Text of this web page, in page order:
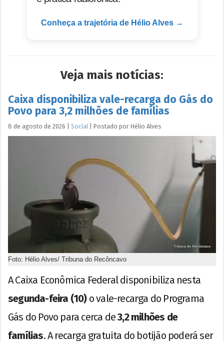
Conheça a trajetória de Hélio Alves →
Veja mais notícias:
Caixa disponibiliza vale-recarga do Gás do
Povo para 3,2 milhões de famílias
8 de agosto de 2026 Social Postado por Hélio Alves
Foto: Hélio Alves/ Tribuna do Recôncavo
A Caixa Econômica Federal disponibiliza nesta
segunda-feira (10)o vale-recarga do Programa
Gás do Povo para cerca de3,2 milhões de
famílias. A recarga gratuita do botijão poderá ser